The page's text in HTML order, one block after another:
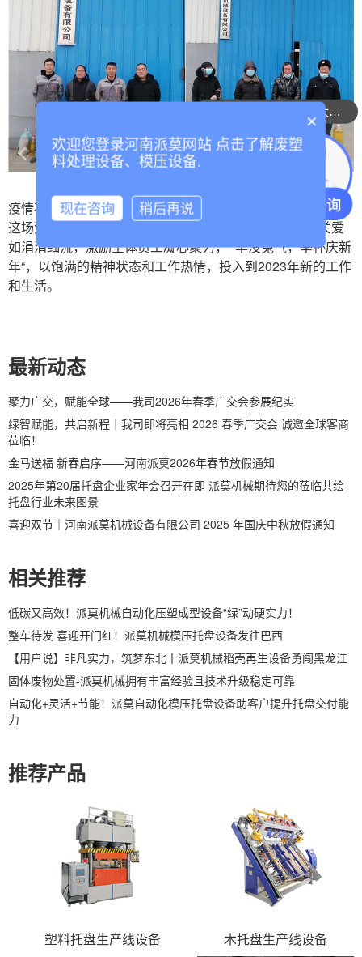
疫情不减温情，关怀温暖人心。在疫情防控的关键时刻，在
这场没有硝烟的战争中，河南派莫机械设备有限公司的关爱
如涓涓细流，激励全体员工凝心聚力， “羊没兔气，举杯庆新
年“，以饱满的精神状态和工作热情，投入到2023年新的工作
和生活。
最新动态
聚力广交，赋能全球——我司2026年春季广交会参展纪实
绿智赋能，共启新程｜我司即将亮相 2026 春季广交会 诚邀全球客商
莅临！
金马送福 新春启序——河南派莫2026年春节放假通知
2025年第20届托盘企业家年会召开在即 派莫机械期待您的莅临共绘
托盘行业未来图景
喜迎双节｜河南派莫机械设备有限公司 2025 年国庆中秋放假通知
相关推荐
低碳又高效！派莫机械自动化压塑成型设备“绿”动硬实力！
整车待发 喜迎开门红！派莫机械模压托盘设备发往巴西
【用户说】非凡实力，筑梦东北丨派莫机械稻壳再生设备勇闯黑龙江
固体废物处置-派莫机械拥有丰富经验且技术升级稳定可靠
自动化+灵活+节能！派莫自动化模压托盘设备助客户提升托盘交付能
力
推荐产品
塑料托盘生产线设备 木托盘生产线设备
整套设备运行成本大概多少？
×
欢迎您登录河南派莫网站 点击了解废塑
料处理设备、模压设备.
现在咨询 稍后再说